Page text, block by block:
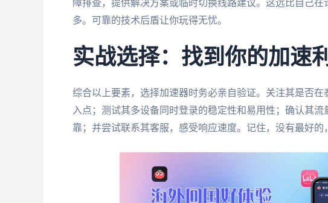
障排查，提供解决方案或临时切换线路建议。这远比自己
多。可靠的技术后盾让你玩得无忧。
实战选择：找到你的加速
综合以上要素，选择加速器时务必亲自验证。关注其是否
入点；测试其多设备同时登录的稳定性和易用性；确认其
靠；并尝试联系其客服，感受响应速度。记住，没有最好的